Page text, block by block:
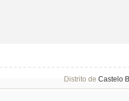
Distrito de Castelo